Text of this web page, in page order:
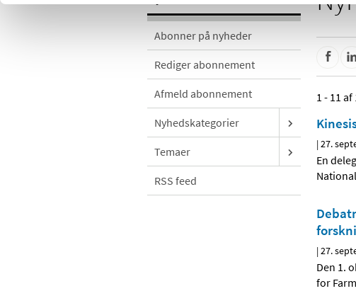
Abonner på nyheder
Rediger abonnement
Afmeld abonnement
Nyhedskategorier
Temaer
RSS feed
1 - 11
|27.
En
|27.
Den 1.
for